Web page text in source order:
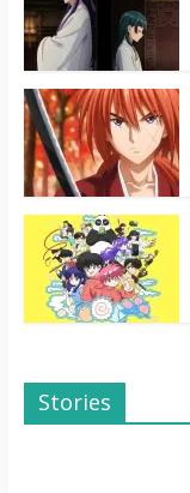
Stories
Dicas de Filmes
Para o Fim de